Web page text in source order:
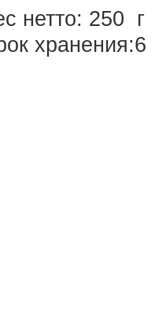
нетто: 250 г
хранения:6